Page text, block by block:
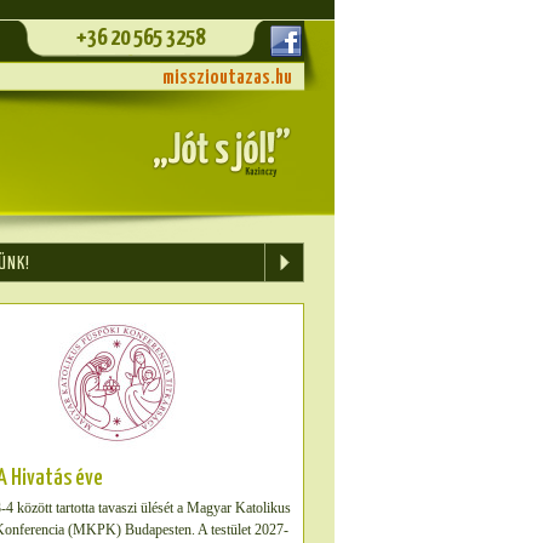
+36 20 565 3258
misszioutazas.hu
Hivatás éve
4 között tartotta tavaszi ülését a Magyar Katolikus
(MKPK) Budapesten. A testület 2027-
az örök Főpap
Isten Fia volt, engedelmességet tanult abból,
és amikor eljutott a tökéletességhez, örök